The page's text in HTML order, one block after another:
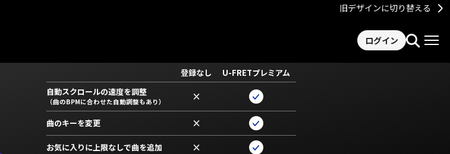
旧デザインに切り替える
ログイン
登録なし
U-FRETプレミアム
自動スクロールの速度を調整
（曲のBPMに合わせた自動調整もあり） ×
曲のキーを変更 ×
お気に入りに上限なしで曲を追加 ×